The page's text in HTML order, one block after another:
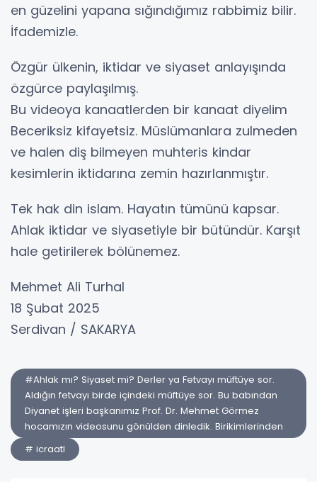
en güzelini yapana sığındığımız rabbimiz bilir.
İfademizle.
Özgür ülkenin, iktidar ve siyaset anlayışında
özgürce paylaşılmış.
Bu videoya kanaatlerden bir kanaat diyelim
Beceriksiz kifayetsiz. Müslümanlara zulmeden
ve halen diş bilmeyen muhteris kindar
kesimlerin iktidarına zemin hazırlanmıştır.
Tek hak din islam. Hayatın tümünü kapsar.
Ahlak iktidar ve siyasetiyle bir bütündür. Karşıt
hale getirilerek bölünemez.
Mehmet Ali Turhal
18 Şubat 2025
Serdivan / SAKARYA
#Ahlak mı? Siyaset mi? Derler ya Fetvayı müftüye sor.
Aldığın fetvayı birde içindeki müftüye sor. Bu babından
Diyanet işleri başkanımız Prof. Dr. Mehmet Görmez
hocamızın videosunu gönülden dinledik. Birikimlerinden
# icraatl